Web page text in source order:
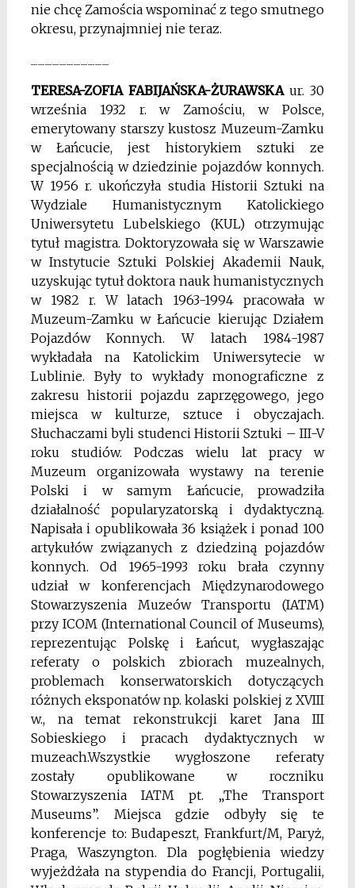
nie chcę Zamościa wspominać z tego smutnego
okresu, przynajmniej nie teraz.
TERESA-ZOFIA FABIJAŃSKA-ŻURAWSKAur. 30
września 1932 r. w Zamościu, w Polsce,
emerytowany starszy kustosz Muzeum-Zamku
w Łańcucie, jest historykiem sztuki ze
specjalnością w dziedzinie pojazdów konnych.
W 1956 r. ukończyła studia Historii Sztuki na
Wydziale Humanistycznym Katolickiego
Uniwersytetu Lubelskiego (KUL) otrzymując
tytuł magistra. Doktoryzowała się w Warszawie
w Instytucie Sztuki Polskiej Akademii Nauk,
uzyskując tytuł doktora nauk humanistycznych
w 1982 r. W latach 1963-1994 pracowała w
Muzeum-Zamku w Łańcucie kierując Działem
Pojazdów Konnych. W latach 1984-1987
wykładała na Katolickim Uniwersytecie w
Lublinie. Były to wykłady monograficzne z
zakresu historii pojazdu zaprzęgowego, jego
miejsca w kulturze, sztuce i obyczajach.
Słuchaczami byli studenci Historii Sztuki – III-V
roku studiów. Podczas wielu lat pracy w
Muzeum organizowała wystawy na terenie
Polski i w samym Łańcucie, prowadziła
działalność popularyzatorską i dydaktyczną.
Napisała i opublikowała 36 książek i ponad 100
artykułów związanych z dziedziną pojazdów
konnych. Od 1965-1993 roku brała czynny
udział w konferencjach Międzynarodowego
Stowarzyszenia Muzeów Transportu (IATM)
przy ICOM (International Council of Museums),
reprezentując Polskę i Łańcut, wygłaszając
referaty o polskich zbiorach muzealnych,
problemach konserwatorskich dotyczących
różnych eksponatów np. kolaski polskiej z XVIII
w., na temat rekonstrukcji karet Jana III
Sobieskiego i pracach dydaktycznych w
muzeach.Wszystkie wygłoszone referaty
zostały opublikowane w roczniku
Stowarzyszenia IATM pt. „The Transport
Museums”. Miejsca gdzie odbyły się te
konferencje to: Budapeszt, Frankfurt/M, Paryż,
Praga, Waszyngton. Dla pogłębienia wiedzy
wyjeżdżała na stypendia do Francji, Portugalii,